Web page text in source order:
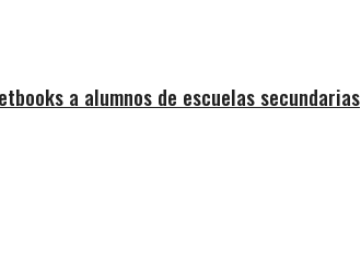
a alumnos de escuelas secundarias